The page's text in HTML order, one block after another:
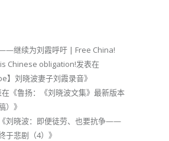
继续为刘霞呼吁 | Free China!
Chinese obligation!发表在
】刘晓波妻子刘霞录音》
在《鲁扬：《刘晓波文集》最新版本
》
刘晓波：即便徒劳、也要抗争——
于悲剧（4） 》